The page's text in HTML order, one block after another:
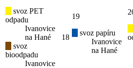
svoz PET
odpadu
Ivanovice
na Hané
svoz
bioodpadu
Ivanovice
18
19
svoz papíru
Ivanovice
na Hané